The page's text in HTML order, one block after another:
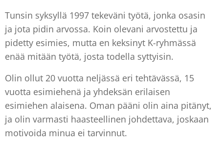
Tunsin syksyllä 1997 tekeväni työtä, jonka osasin
ja jota pidin arvossa. Koin olevani arvostettu ja
pidetty esimies, mutta en keksinyt K-ryhmässä
enää mitään työtä, josta todella syttyisin.
Olin ollut 20 vuotta neljässä eri tehtävässä, 15
vuotta esimiehenä ja yhdeksän erilaisen
esimiehen alaisena. Oman pääni olin aina pitänyt,
ja olin varmasti haasteellinen johdettava, joskaan
motivoida minua ei tarvinnut.